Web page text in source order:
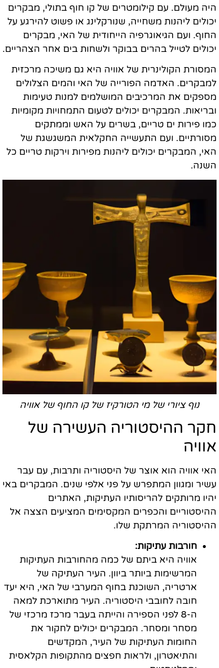
היה מעולם. עם קילומטרים של קו חוף בתולי, מבקרים
יכולים ליהנות משחייה, שנורקלינג או פשוט להירגע על
החוף. ועם הגיאוגרפיה הייחודית של האי, מבקרים
יכולים לטייל בהרים בבוקר ולשחות בים אחר הצהריים.
המסורת הקולינרית של אוויה היא גם משיכה מרכזית
למבקרים. האדמה הפורייה של האי והמים הצלולים
מספקים את המרכיבים המושלמים למנות טעימות
ובריאות. המבקרים יכולים לטעום התמחויות מקומיות
כמו פירות ים טריים, בשרים על האש וממתקים
מסורתיים. ועם התעשייה החקלאית המשגשגת של
האי, המבקרים יכולים ליהנות מפירות וירקות טריים כל
השנה.
נוף ציורי של מי הטורקיז של קו החוף של אוויה
חקר ההיסטוריה העשירה של
אוויה
האי אוויה הוא אוצר של היסטוריה ותרבות, עם עבר
עשיר ומגוון המתפרש על פני אלפי שנים. המבקרים באי
יהיו מרותקים להריסותיו העתיקות, האתרים
ההיסטוריים והכפרים המקסימים המציעים הצצה אל
ההיסטוריה המרתקת שלו.
חורבות עתיקות:
אוויה היא ביתם של כמה מהחורבות העתיקות
המרשימות ביותר ביוון. העיר העתיקה של
ארטריה, השוכנת בחוף המערבי של האי, היא יעד
חובה לחובבי היסטוריה. העיר מתוארכת למאה
ה-8 לפני הספירה והייתה בעבר מרכז מרכזי של
מסחר ומסחר. המבקרים יכולים לחקור את
החומות העתיקות של העיר, המקדשים
והתיאטרון, ולראות חפצים מהתקופות הקלאסית